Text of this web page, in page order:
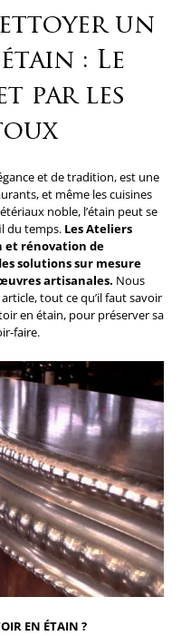
un
: Le
par les
et de tradition, est une
et même les cuisines
noble, l’étain peut se
du temps. Les Ateliers
et rénovation de
solutions sur mesure
artisanales. Nous
tout ce qu’il faut savoir
en étain, pour préserver sa
faire.
EN ÉTAIN ?